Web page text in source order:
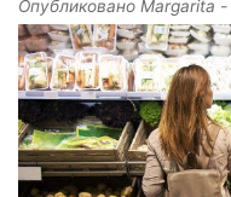
Опубликовано Margarita -